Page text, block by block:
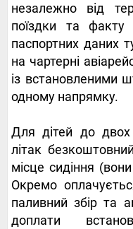
незалежно від
поїздки та
паспортних даних
на чартерні
із встановленими
одному напрямку.
Для дітей до двох
літак
місце сидіння
Окремо
паливний збір та
доплати